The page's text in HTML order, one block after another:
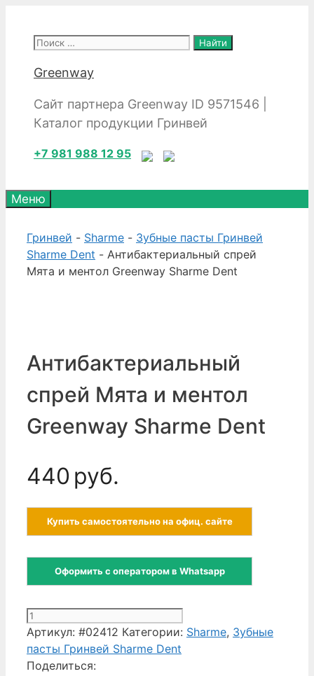
содержимому
Поиск:
Greenway
Сайт партнера Greenway ID 9571546 |
Каталог продукции Гринвей
+7 981 988 12 95
Меню
Гринвей - Sharme - Зубные пасты Гринвей
Sharme Dent - Антибактериальный спрей
Мята и ментол Greenway Sharme Dent
Антибактериальный
спрей Мята и ментол
Greenway Sharme Dent
440 руб.
Купить самостоятельно на офиц. сайте
Оформить с оператором в Whatsapp
Количество
товара
Антибактериальный
спрей
Артикул: #02412 Категории: Sharme, Зубные
пасты Гринвей Sharme Dent
Поделиться: